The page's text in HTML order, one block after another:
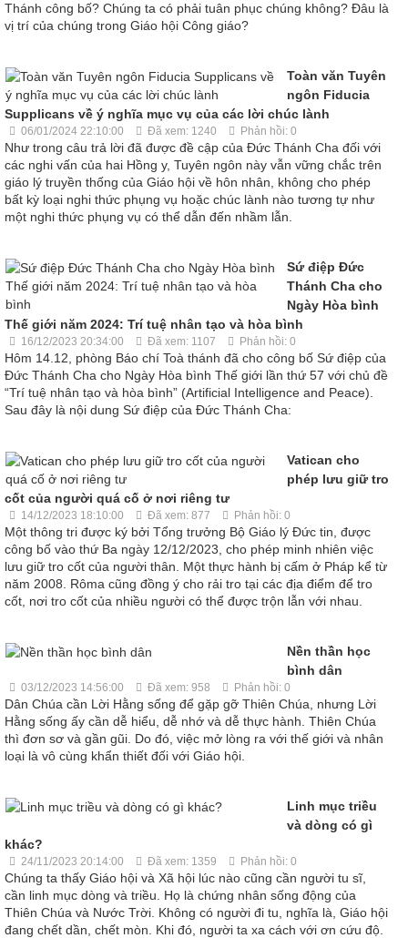
Thánh công bố? Chúng ta có phải tuân phục chúng không? Đâu là
vị trí của chúng trong Giáo hội Công giáo?
Toàn văn Tuyên
ngôn Fiducia
Supplicans về ý nghĩa mục vụ của các lời chúc lành
06/01/2024 22:10:00 Đã xem: 1240 Phản hồi: 0
Như trong câu trả lời đã được đề cập của Đức Thánh Cha đối với
các nghi vấn của hai Hồng y, Tuyên ngôn này vẫn vững chắc trên
giáo lý truyền thống của Giáo hội về hôn nhân, không cho phép
bất kỳ loại nghi thức phụng vụ hoặc chúc lành nào tương tự như
một nghi thức phụng vụ có thể dẫn đến nhầm lẫn.
Sứ điệp Đức
Thánh Cha cho
Ngày Hòa bình
Thế giới năm 2024: Trí tuệ nhân tạo và hòa bình
16/12/2023 20:34:00 Đã xem: 1107 Phản hồi: 0
Hôm 14.12, phòng Báo chí Toà thánh đã cho công bố Sứ điệp của
Đức Thánh Cha cho Ngày Hòa bình Thế giới lần thứ 57 với chủ đề
“Trí tuệ nhân tạo và hòa bình” (Artificial Intelligence and Peace).
Sau đây là nội dung Sứ điệp của Đức Thánh Cha:
Vatican cho
phép lưu giữ tro
cốt của người quá cố ở nơi riêng tư
14/12/2023 18:10:00 Đã xem: 877 Phản hồi: 0
Một thông tri được ký bởi Tổng trưởng Bộ Giáo lý Đức tin, được
công bố vào thứ Ba ngày 12/12/2023, cho phép minh nhiên việc
lưu giữ tro cốt của người thân. Một thực hành bị cấm ở Pháp kể từ
năm 2008. Rôma cũng đồng ý cho rải tro tại các địa điểm để tro
cốt, nơi tro cốt của nhiều người có thể được trộn lẫn với nhau.
Nền thần học
bình dân
03/12/2023 14:56:00 Đã xem: 958 Phản hồi: 0
Dân Chúa cần Lời Hằng sống để gặp gỡ Thiên Chúa, nhưng Lời
Hằng sống ấy cần dễ hiểu, dễ nhớ và dễ thực hành. Thiên Chúa
thì đơn sơ và gần gũi. Do đó, việc mở lòng ra với thế giới và nhân
loại là vô cùng khẩn thiết đối với Giáo hội.
Linh mục triều
và dòng có gì
khác?
24/11/2023 20:14:00 Đã xem: 1359 Phản hồi: 0
Chúng ta thấy Giáo hội và Xã hội lúc nào cũng cần người tu sĩ,
cần linh mục dòng và triều. Họ là chứng nhân sống động của
Thiên Chúa và Nước Trời. Không có người đi tu, nghĩa là, Giáo hội
đang chết dần, chết mòn. Khi đó, người ta xa cách với ơn cứu độ.